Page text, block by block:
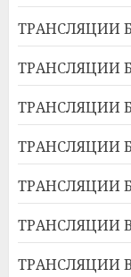
ТРАНСЛЯЦИИ
ТРАНСЛЯЦИИ
ТРАНСЛЯЦИИ
ТРАНСЛЯЦИИ
ТРАНСЛЯЦИИ
ТРАНСЛЯЦИИ
ТРАНСЛЯЦИИ